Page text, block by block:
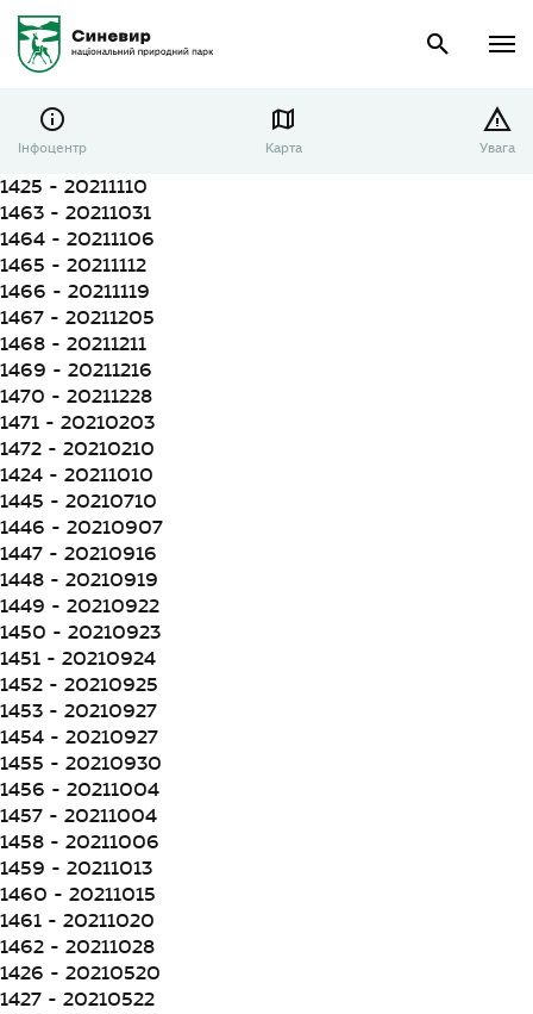
Інфоцентр Карта Увага
1425 - 20211110
1463 - 20211031
1464 - 20211106
1465 - 20211112
1466 - 20211119
1467 - 20211205
1468 - 20211211
1469 - 20211216
1470 - 20211228
1471 - 20210203
1472 - 20210210
1424 - 20211010
1445 - 20210710
1446 - 20210907
1447 - 20210916
1448 - 20210919
1449 - 20210922
1450 - 20210923
1451 - 20210924
1452 - 20210925
1453 - 20210927
1454 - 20210927
1455 - 20210930
1456 - 20211004
1457 - 20211004
1458 - 20211006
1459 - 20211013
1460 - 20211015
1461 - 20211020
1462 - 20211028
1426 - 20210520
1427 - 20210522